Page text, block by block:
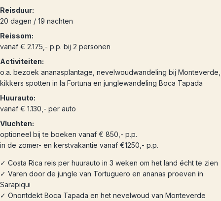
Reisduur:
20 dagen / 19 nachten
Reissom:
vanaf € 2.175,- p.p. bij 2 personen
Activiteiten:
o.a. bezoek ananasplantage, nevelwoudwandeling bij Monteverde,
kikkers spotten in la Fortuna en junglewandeling Boca Tapada
Huurauto:
vanaf € 1.130,- per auto
Vluchten:
optioneel bij te boeken vanaf € 850,- p.p.
in de zomer- en kerstvakantie vanaf €1250,- p.p.
✓ Costa Rica reis per huurauto in 3 weken om het land écht te zien
✓ Varen door de jungle van Tortuguero en ananas proeven in
Sarapiqui
✓ Onontdekt Boca Tapada en het nevelwoud van Monteverde